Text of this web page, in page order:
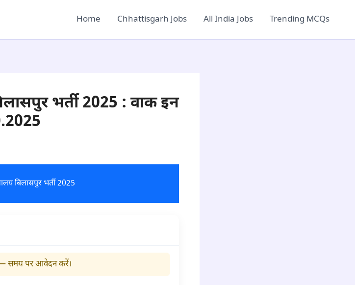
Home Chhattisgarh Jobs All India Jobs Trending MCQs
भर्ती 2025 : वाक इन
बिलासपुर भर्ती 2025
समय पर आवेदन करें।